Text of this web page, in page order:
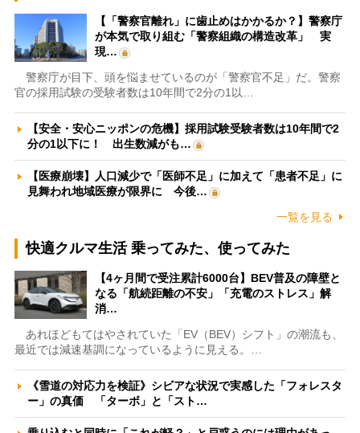
【「警察官離れ」に歯止めはかかるか？】警察庁
が本気で取り組む「警察組織の構造改革」 実
現…
警察庁が目下、頭を悩ませているのが「警察官不足」だ。警察
官の採用試験の受験者数は10年間で2分の1以…
【安全・安心ニッポンの危機】採用試験受験者数は10年間で2
分の1以下に！ 出生数減がも…
【医療崩壊】人口減少で「医師不足」に加えて「患者不足」に
見舞われ地域医療が限界に 今後…
一覧を見る
快適クルマ生活 乗ってみた、使ってみた
【4ヶ月間で受注累計6000台】BEV普及の障壁と
なる「航続距離の不安」「充電のストレス」解
消…
あれほどもてはやされていた「EV（BEV）シフト」の潮流も、
最近では減速基調になっているように見える。…
《雪道の対応力を検証》シビアな状況で実感した「フォレスタ
ー」の真価 「ターボ」と「スト…